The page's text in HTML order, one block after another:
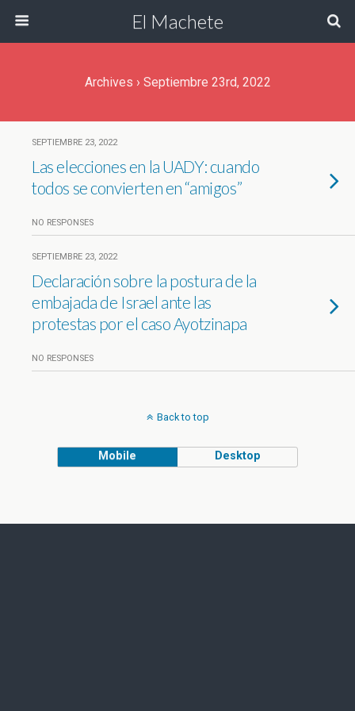
El Machete
Archives › Septiembre 23rd, 2022
SEPTIEMBRE 23, 2022
Las elecciones en la UADY: cuando
todos se convierten en “amigos”
NO RESPONSES
SEPTIEMBRE 23, 2022
Declaración sobre la postura de la
embajada de Israel ante las
protestas por el caso Ayotzinapa
NO RESPONSES
Back to top
Mobile Desktop